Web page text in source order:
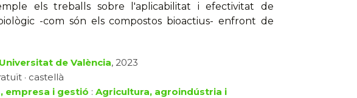
els treballs sobre l'aplicabilitat i efectivitat de
-com són els compostos bioactius- enfront de
de València, 2023
· castellà
empresa i gestió : Agricultura, agroindústria i